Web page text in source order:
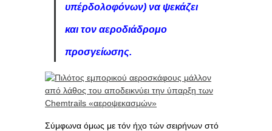
υπέρδολοφόνων) να ψεκάζει
και τον αεροδιάδρομο
προσγείωσης.
Σύμφωνα όμως με τόν ήχο τών σειρήνων στό